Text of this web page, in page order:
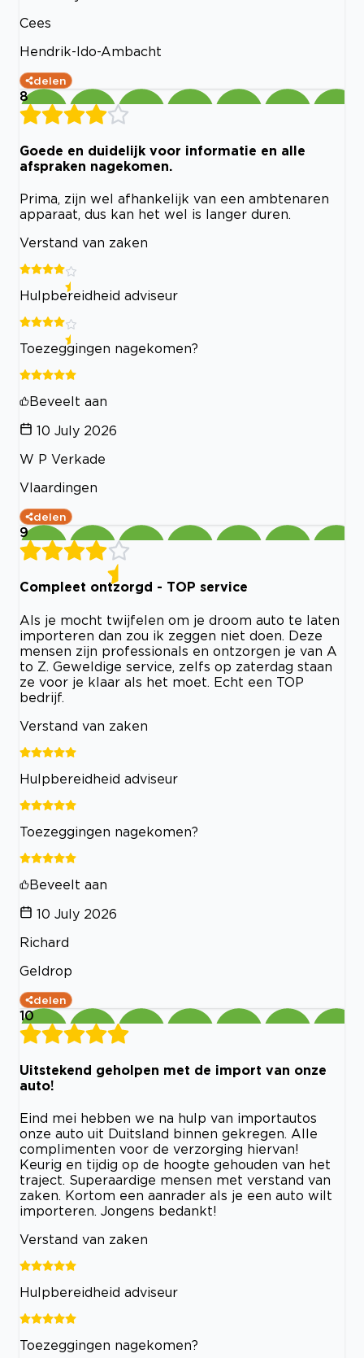
Cees
Hendrik-Ido-Ambacht
delen
8
Goede en duidelijk voor informatie en alle
afspraken nagekomen.
Prima, zijn wel afhankelijk van een ambtenaren
apparaat, dus kan het wel is langer duren.
Verstand van zaken
Hulpbereidheid adviseur
Toezeggingen nagekomen?
Beveelt aan
10 July 2026
W P Verkade
Vlaardingen
delen
9
Compleet ontzorgd - TOP service
Als je mocht twijfelen om je droom auto te laten
importeren dan zou ik zeggen niet doen. Deze
mensen zijn professionals en ontzorgen je van A
to Z. Geweldige service, zelfs op zaterdag staan
ze voor je klaar als het moet. Echt een TOP
bedrijf.
Verstand van zaken
Hulpbereidheid adviseur
Toezeggingen nagekomen?
Beveelt aan
10 July 2026
Richard
Geldrop
delen
10
Uitstekend geholpen met de import van onze
auto!
Eind mei hebben we na hulp van importautos
onze auto uit Duitsland binnen gekregen. Alle
complimenten voor de verzorging hiervan!
Keurig en tijdig op de hoogte gehouden van het
traject. Superaardige mensen met verstand van
zaken. Kortom een aanrader als je een auto wilt
importeren. Jongens bedankt!
Verstand van zaken
Hulpbereidheid adviseur
Toezeggingen nagekomen?